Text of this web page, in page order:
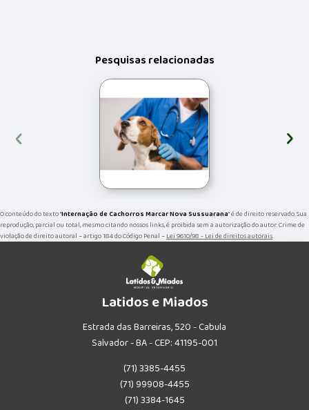
Pesquisas relacionadas
‹ ›
O conteúdo do texto "Internação de Cachorros Marcar Nova Sussuarana" é de direito reservado. Sua
reprodução, parcial ou total, mesmo citando nossos links, é proibida sem a autorização do autor. Crime de
violação de direito autoral – artigo 184 do Código Penal –Lei 9610/98 - Lei de direitos autorais.
Latidos e Miados
Estrada das Barreiras, 520 - Cabula
Salvador - BA - CEP: 41195-001
(71) 3385-4455
(71) 99908-4455
(71) 3384-1645